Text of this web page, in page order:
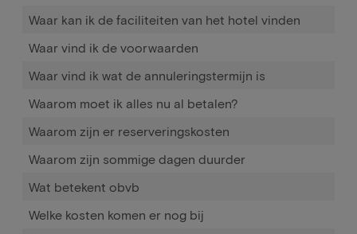
Waar kan ik de faciliteiten van het hotel vinden
Waar vind ik de voorwaarden
Waar vind ik wat de annuleringstermijn is
Waarom moet ik alles nu al betalen?
Waarom zijn er reserveringskosten
Waarom zijn sommige dagen duurder
Wat betekent obvb
Welke kosten komen er nog bij